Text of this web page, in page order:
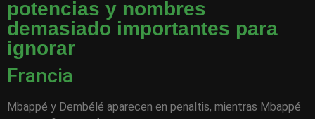
potencias y nombres
demasiado importantes para
ignorar
Francia
Mbappé y Dembélé aparecen en penaltis, mientras Mbappé